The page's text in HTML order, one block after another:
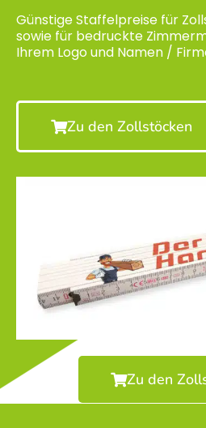
Günstige Staffelpreise für
sowie für bedruckte
Ihrem Logo und Namen /
Zu den Zollstöcken
Zu den